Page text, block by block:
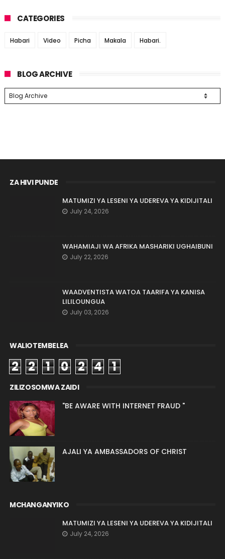
CATEGORIES
Habari Video Picha Makala Habari.
BLOG ARCHIVE
ZA HIVI PUNDE
MATUMIZI YA LESENI YA UDEREVA YA KIDIJITALI
July 24, 2026
WAHAMIAJI WA AFRIKA MASHARIKI UGHAIBUNI
July 22, 2026
WAADVENTISTA WATOA TAARIFA YA KANISA
LILILOUNGUA
July 03, 2026
WALIOTEMBELEA
2 2 1 0 2 4 1
ZILIZOSOMWA ZAIDI
"BE AWARE WITH INTERNET FRAUD "
AJALI YA AMBASSADORS OF CHRIST
MCHANGANYIKO
MATUMIZI YA LESENI YA UDEREVA YA KIDIJITALI
July 24, 2026